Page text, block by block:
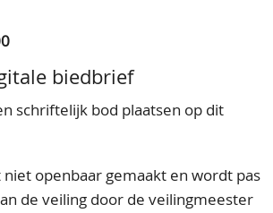
biedbrief
schriftelijk bod plaatsen op dit
openbaar gemaakt en wordt pas
de veiling door de veilingmeester